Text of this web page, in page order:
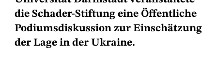
die Schader-Stiftung eine Öffentliche
Podiumsdiskussion zur Einschätzung
der Lage in der Ukraine.